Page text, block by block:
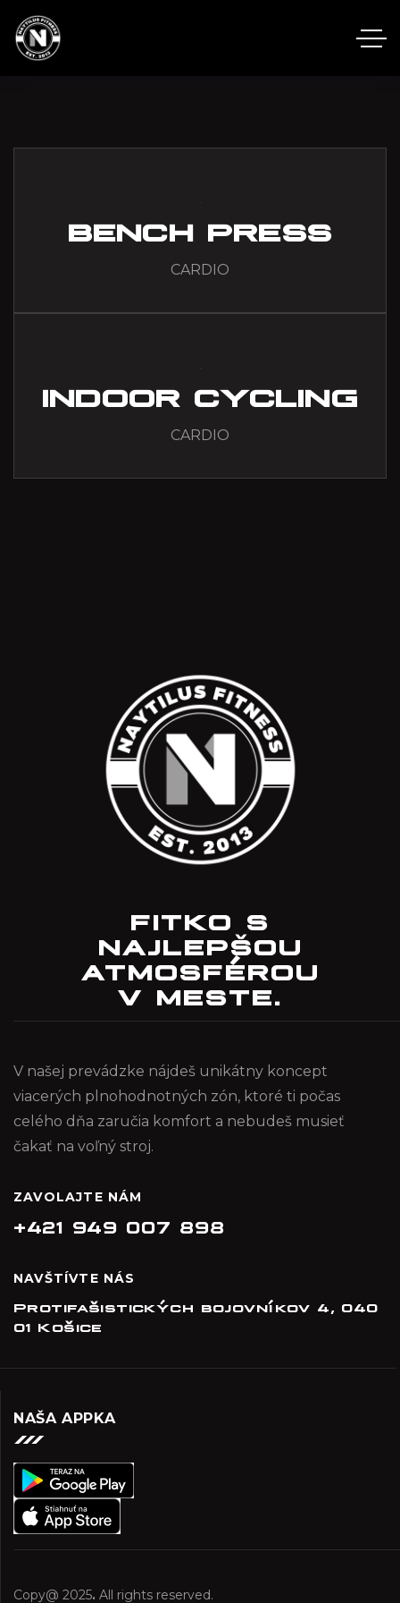
BENCH PRESS
CARDIO
INDOOR CYCLING
CARDIO
FITKO S
NAJLEPŠOU
ATMOSFÉROU
V MESTE.
V našej prevádzke nájdeš unikátny koncept
viacerých plnohodnotných zón, ktoré ti počas
celého dňa zaručia komfort a nebudeš musieť
čakať na voľný stroj.
ZAVOLAJTE NÁM
+421 949 007 898
NAVŠTÍVTE NÁS
Protifašistických bojovníkov 4, 040
01 Košice
NAŠA APPKA
Copy@ 2025. All rights reserved.